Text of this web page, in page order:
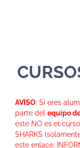
AVISO: Si eres
parte del equipo
éste NO es el
SHARKS
este enlace: